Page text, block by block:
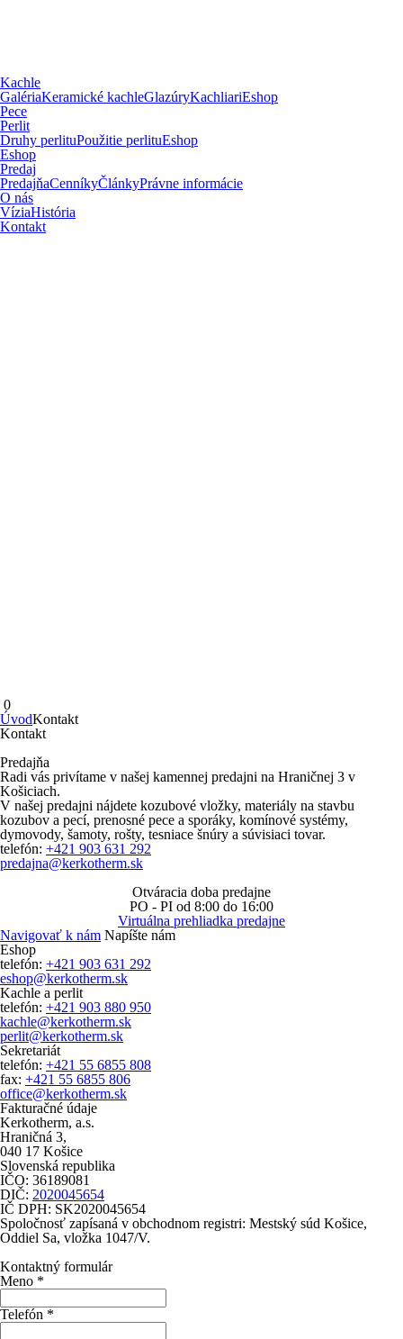
Kachle
GalériaKeramické kachleGlazúryKachliariEshop
Pece
Perlit
Druhy perlituPoužitie perlituEshop
Eshop
Predaj
PredajňaCenníkyČlánkyPrávne informácie
O nás
VíziaHistória
Kontakt
0
ÚvodKontakt
Kontakt
Predajňa
Radi vás privítame v našej kamennej predajni na Hraničnej 3 v
Košiciach.
V našej predajni nájdete kozubové vložky, materiály na stavbu
kozubov a pecí, prenosné pece a sporáky, komínové systémy,
dymovody, šamoty, rošty, tesniace šnúry a súvisiaci tovar.
telefón: +421 903 631 292
predajna@kerkotherm.sk
Otváracia doba predajne
PO - PI od 8:00 do 16:00
Virtuálna prehliadka predajne
Navigovať k nám Napíšte nám
Eshop
telefón: +421 903 631 292
eshop@kerkotherm.sk
Kachle a perlit
telefón: +421 903 880 950
kachle@kerkotherm.sk
perlit@kerkotherm.sk
Sekretariát
telefón: +421 55 6855 808
fax: +421 55 6855 806
office@kerkotherm.sk
Fakturačné údaje
Kerkotherm, a.s.
Hraničná 3,
040 17 Košice
Slovenská republika
IČO: 36189081
DIČ: 2020045654
IČ DPH: SK2020045654
Spoločnosť zapísaná v obchodnom registri: Mestský súd Košice,
Oddiel Sa, vložka 1047/V.
Kontaktný formulár
Meno *
Telefón *